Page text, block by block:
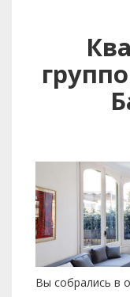
Вы собрались в